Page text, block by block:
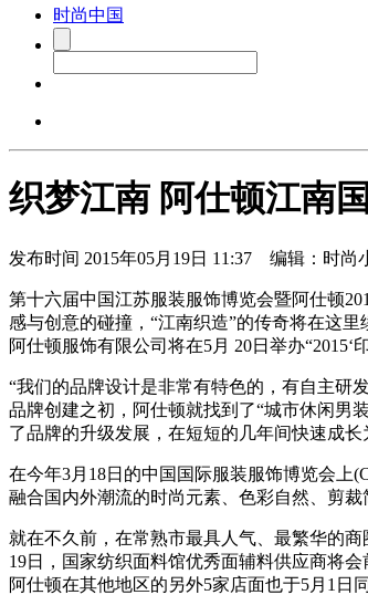
时尚中国
织梦江南 阿仕顿江南
发布时间 2015年05月19日 11:37 编辑：时
第十六届中国江苏服装服饰博览会暨阿仕顿
感与创意的碰撞，“江南织造”的传奇将在这
阿仕顿服饰有限公司将在5月 20日举办“2015‘
“我们的品牌设计是非常有特色的，有自主研
品牌创建之初，阿仕顿就找到了“城市休闲男
了品牌的升级发展，在短短的几年间快速成
在今年3月18日的中国国际服装服饰博览会上
融合国内外潮流的时尚元素、色彩自然、剪
就在不久前，在常熟市最具人气、最繁华的
19日，国家纺织面料馆优秀面辅料供应商将
阿仕顿在其他地区的另外5家店面也于5月1日